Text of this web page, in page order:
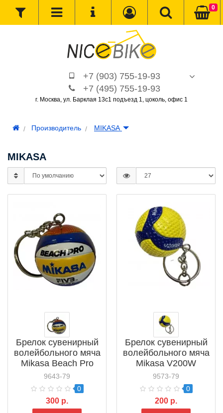
+7 (903) 755-19-93
+7 (495) 755-19-93
г. Москва, ул. Барклая 13с1 подъезд 1, цоколь, офис 1
0
Производитель MIKASA
MIKASA
Брелок сувенирный
волейбольного мяча
Mikasa Beach Pro
BV550С
9643-79
0
300 р.
Брелок сувенирный
волейбольного мяча
Mikasa V200W
9573-79
0
200 р.